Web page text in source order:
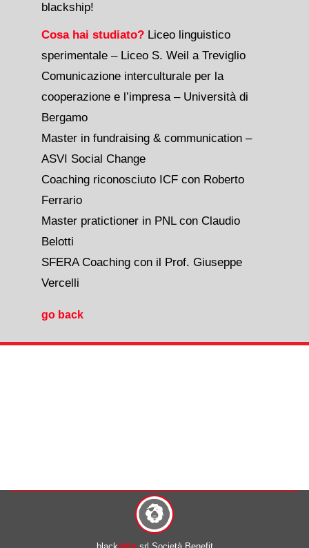
blackship!
Cosa hai studiato? Liceo linguistico
sperimentale – Liceo S. Weil a Treviglio
Comunicazione interculturale per la
cooperazione e l’impresa – Università di
Bergamo
Master in fundraising & communication –
ASVI Social Change
Coaching riconosciuto ICF con Roberto
Ferrario
Master pratictioner in PNL con Claudio
Belotti
SFERA Coaching con il Prof. Giuseppe
Vercelli
go back